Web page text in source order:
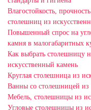
Влагостойкость,
столешниц из
Повышенный спрос на
камня в малогабаритных
Как выбрать столешницу
искусственный камень
Круглая столешница из
Ванны со столешницей из
Мебель, столешницы из
Угловые столешницы из